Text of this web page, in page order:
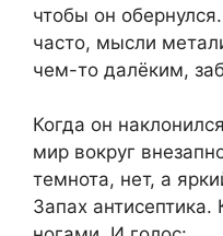
чтобы он
часто, мысли
чем-то далёким,
Когда он
мир вокруг
темнота, нет, а
Запах